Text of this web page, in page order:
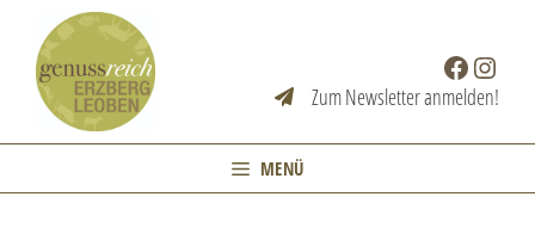
springen
Facebook
Zum Newsletter anmelden!
MENÜ